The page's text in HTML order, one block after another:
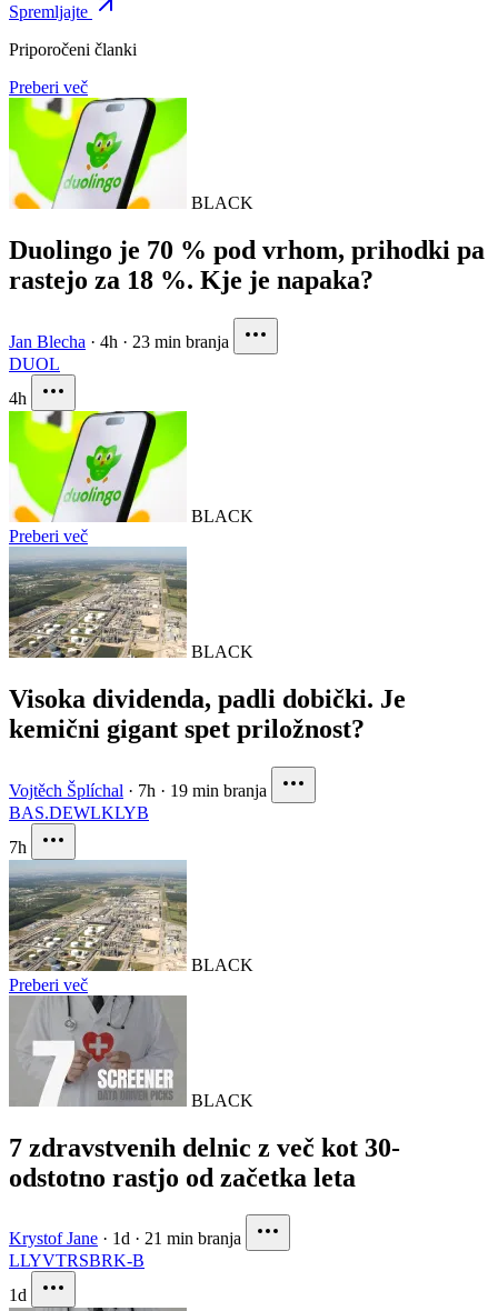
Spremljajte
Priporočeni članki
Preberi več
BLACK
Duolingo je 70 % pod vrhom, prihodki pa
rastejo za 18 %. Kje je napaka?
Jan Blecha · 4h · 23 min branja
DUOL
4h
BLACK
Preberi več
BLACK
Visoka dividenda, padli dobički. Je
kemični gigant spet priložnost?
Vojtěch Šplíchal · 7h · 19 min branja
BAS.DEWLKLYB
7h
BLACK
Preberi več
BLACK
7 zdravstvenih delnic z več kot 30-
odstotno rastjo od začetka leta
Krystof Jane · 1d · 21 min branja
LLYVTRSBRK-B
1d